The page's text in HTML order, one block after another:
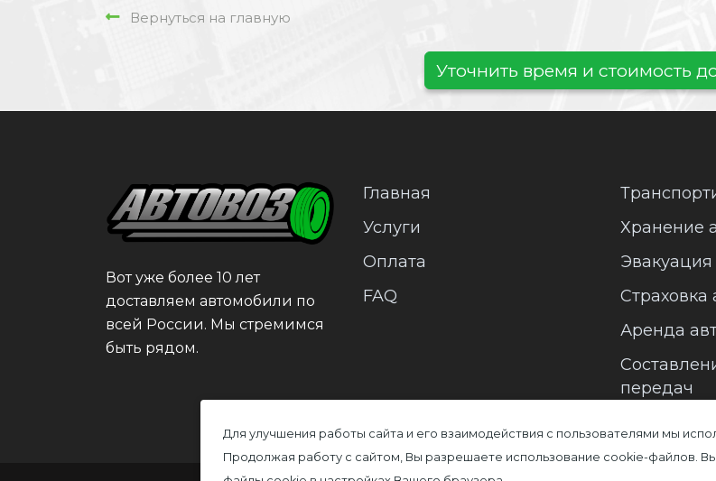
Для улучшения работы сайта и его взаимодействия с пользователями мы
Продолжая работу с сайтом, Вы разрешаете использование cookie-файлов.
Вернуться на главную
Уточнить время и стоимость
Вот уже более 10 лет
доставляем автомобили по
всей России. Мы стремимся
быть рядом.
Главная
Услуги
Оплата
FAQ
Хранение
Эвакуация
Страховка
Аренда
передач